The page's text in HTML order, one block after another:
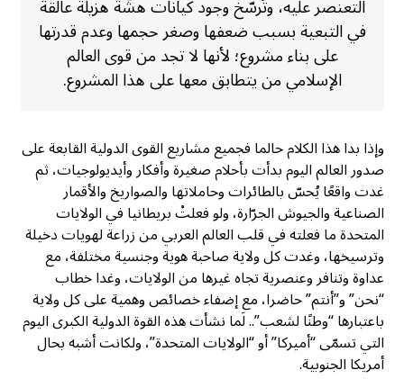
التعنصر عليه، وتُرسّخ وجود كيانات هشّة هزيلة عالقة
في التبعية بسبب ضعفها وصغر حجمها وعدم قدرتها
على بناء مشروع؛ لأنها لا تجد من قوى العالم
الإسلامي من يتطابق معها على هذا المشروع.
وإذا بدا هذا الكلام حالما فجميع مشاريع القوى الدولية القابعة على
صدور العالم اليوم بدأت بأحلام صغيرة وأفكار وأيديولوجيات، ثم
غدت واقعًا يُحسّ بالطائرات وحاملاتها والصواريخ والأقمار
الصناعية والجيوش الجرّارة، ولو فعلتْ بريطانيا في الولايات
المتحدة ما فعلته في قلب العالم العربي من زراعة لهويات دخيلة
وترسيخها، وغدت كل ولاية صاحبة هوية وجنسية مختلفة، مع
عداوة وتنافر وعنصرية تجاه غيرها من الولايات، وغدا خطاب
“نحن” و”أنتم” حاضرا، مع إضفاء خصائص وهمية على كل ولاية
باعتبارها “وطنًا لشعب”.. لَما نشأت هذه القوة الدولية الكبرى اليوم
التي تسمّى “أميركا” أو “الولايات المتحدة”، ولكانت أشبه بحال
أمريكا الجنوبية.